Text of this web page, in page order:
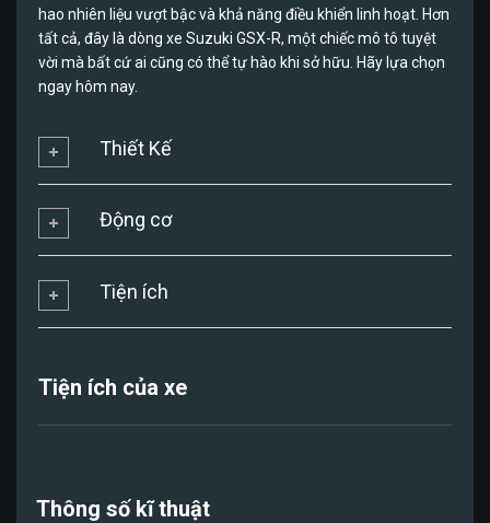
hao nhiên liệu vượt bậc và khả năng điều khiển linh hoạt. Hơn
tất cả, đây là dòng xe Suzuki GSX-R, một chiếc mô tô tuyệt
vời mà bất cứ ai cũng có thể tự hào khi sở hữu. Hãy lựa chọn
ngay hôm nay.
Thiết Kế
Động cơ
Tiện ích
Tiện ích của xe
Thông số kĩ thuật